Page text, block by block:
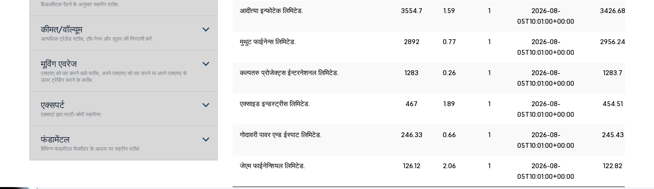
कैंडलस्टिक पैटर्न के अनुसार स्क्रीन स्टॉक.
कीमत/वॉल्यूम
अत्यधिक ट्रेडेड स्टॉक, टॉप गेनर और लूज़र की निगरानी करें.
मूविंग एवरेज
एसएमए को पार करने वाले स्टॉक, अपने एसएमए को पार करने या अपने एसएमए से
ऊपर ट्रेडिंग करने के करीब.
एक्सपर्ट
एक्सपर्ट द्वारा मल्टी-क्वेरी स्क्रीनर.
फंडामेंटल
विभिन्न फंडामेंटल पैरामीटर के आधार पर स्क्रीन स्टॉक.
आदीत्या इन्फोटेक लिमिटेड. 3554.7 1.59 1
2026-08-
05T10:01:00+00:00
3426.68
मुथुट फाईनेन्स लिमिटेड. 2892 0.77 1
2026-08-
05T10:01:00+00:00
2956.24
कल्पतरु प्रोजेक्ट्स ईन्टरनेशनल लिमिटेड. 1283 0.26 1
2026-08-
05T10:01:00+00:00
1283.7
एक्साइड इन्डस्ट्रीस लिमिटेड. 467 1.89 1
2026-08-
05T10:01:00+00:00
454.51
गोदावरी पावर एन्ड ईस्पाट लिमिटेड. 246.33 0.66 1
2026-08-
05T10:01:00+00:00
245.43
जेएम फाईनेन्शियल लिमिटेड. 126.12 2.06 1
2026-08-
05T10:01:00+00:00
122.82